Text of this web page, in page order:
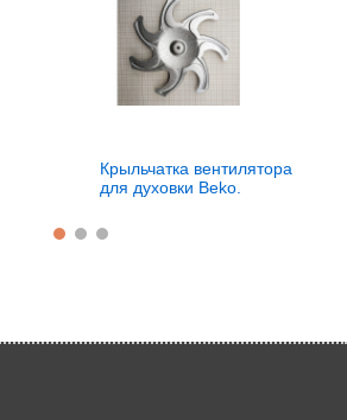
Крыльчатка вентилятора
для духовки Beko.
217440103